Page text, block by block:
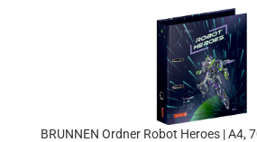
BRUNNEN Ordner Robot Heroes | A4,